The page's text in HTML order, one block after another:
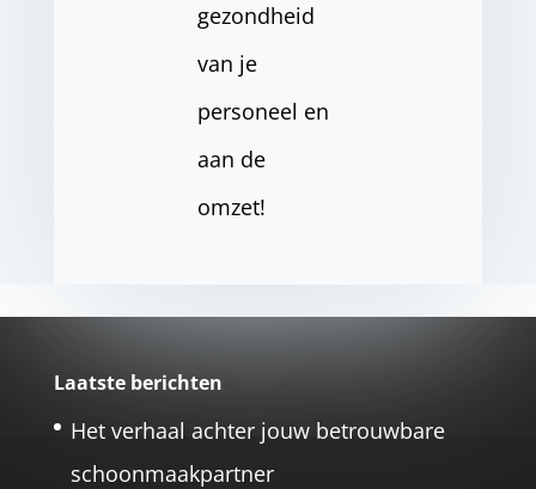
gezondheid
van je
personeel en
aan de
omzet!
Laatste berichten
Het verhaal achter jouw betrouwbare
schoonmaakpartner